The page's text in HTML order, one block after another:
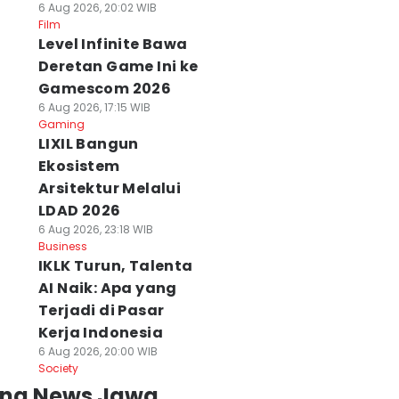
6 Aug 2026, 20:02 WIB
Film
Level Infinite Bawa
Deretan Game Ini ke
Gamescom 2026
6 Aug 2026, 17:15 WIB
Gaming
LIXIL Bangun
Ekosistem
Arsitektur Melalui
LDAD 2026
6 Aug 2026, 23:18 WIB
Business
IKLK Turun, Talenta
AI Naik: Apa yang
Terjadi di Pasar
Kerja Indonesia
6 Aug 2026, 20:00 WIB
Society